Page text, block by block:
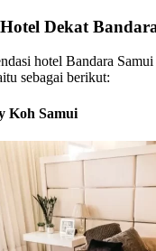
Dekat
hotel Bandara
sebagai berikut:
Koh Samui